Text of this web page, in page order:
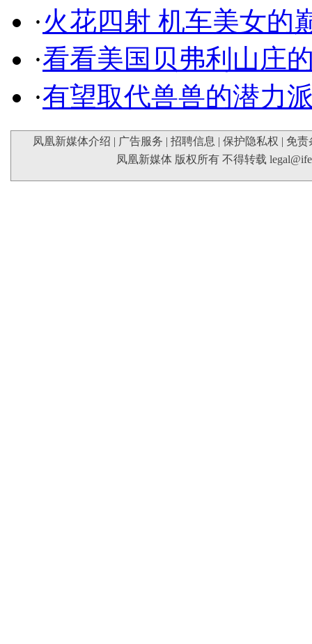
·火花四射 机车美女的
·看看美国贝弗利山庄
·有望取代兽兽的潜力
凤凰新媒体介绍 | 广告服务 | 招聘信息 | 保护隐私权 | 免责
凤凰新媒体 版权所有 不得转载